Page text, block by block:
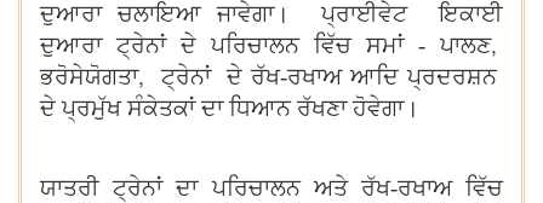
ਦੁਆਰਾ ਚਲਾਇਆ ਜਾਵੇਗਾ। ਪ੍ਰਾਈਵੇਟ ਇਕਾਈ
ਦੁਆਰਾ ਟ੍ਰੇਨਾਂ ਦੇ ਪਰਿਚਾਲਨ ਵਿੱਚ ਸਮਾਂ - ਪਾਲਣ,
ਭਰੋਸੇਯੋਗਤਾ,ਟ੍ਰੇਨਾਂ ਦੇ ਰੱਖ-ਰਖਾਅ ਆਦਿ ਪ੍ਰਦਰਸ਼ਨ
ਦੇ ਪ੍ਰਮੁੱਖ ਸੰਕੇਤਕਾਂ ਦਾ ਧਿਆਨ ਰੱਖਣਾ ਹੋਵੇਗਾ।
ਯਾਤਰੀ ਟ੍ਰੇਨਾਂ ਦਾ ਪਰਿਚਾਲਨ ਅਤੇ ਰੱਖ-ਰਖਾਅ ਵਿੱਚ